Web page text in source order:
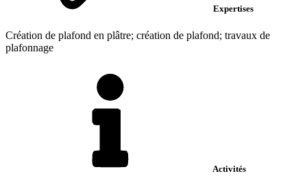
Expertises
Création de plafond en plâtre; création de plafond; travaux de
plafonnage
Activités